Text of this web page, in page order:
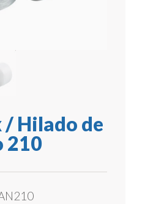
/ Hilado de
210